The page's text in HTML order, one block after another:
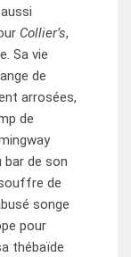
Collier’s,
Sa vie
de
arrosées,
de
bar de son
de
songe
pour
thébaïde